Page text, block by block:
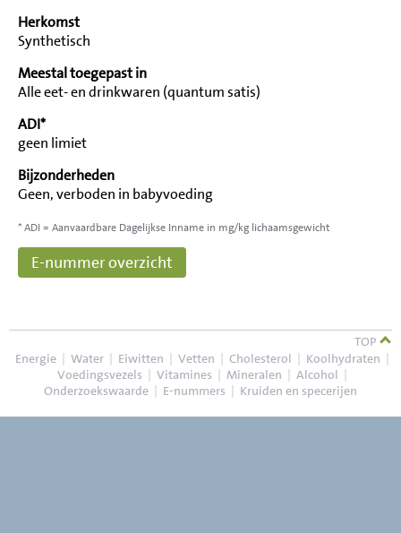
Herkomst
Synthetisch
Meestal toegepast in
Alle eet- en drinkwaren (quantum satis)
ADI*
geen limiet
Bijzonderheden
Geen, verboden in babyvoeding
* ADI = Aanvaardbare Dagelijkse Inname in mg/kg lichaamsgewicht
E-nummer overzicht
TOP
Energie | Water | Eiwitten | Vetten | Cholesterol | Koolhydraten |
Voedingsvezels | Vitamines | Mineralen | Alcohol |
Onderzoekswaarde | E-nummers | Kruiden en specerijen